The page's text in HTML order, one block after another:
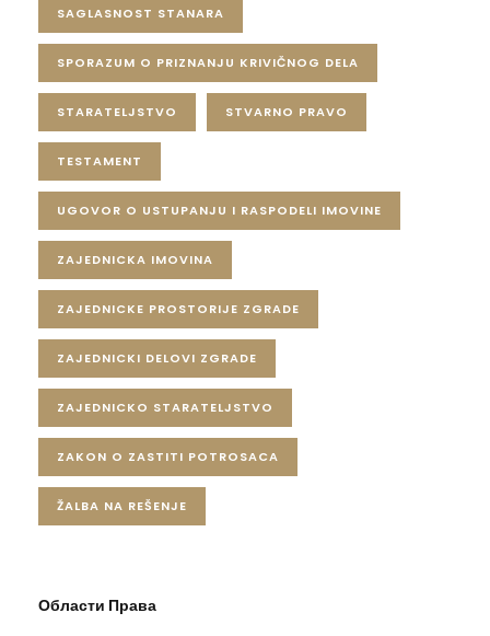
SAGLASNOST STANARA
SPORAZUM O PRIZNANJU KRIVIČNOG DELA
STARATELJSTVO STVARNO PRAVO
TESTAMENT
UGOVOR O USTUPANJU I RASPODELI IMOVINE
ZAJEDNICKA IMOVINA
ZAJEDNICKE PROSTORIJE ZGRADE
ZAJEDNICKI DELOVI ZGRADE
ZAJEDNICKO STARATELJSTVO
ZAKON O ZASTITI POTROSACA
ŽALBA NA REŠENJE
Области Права